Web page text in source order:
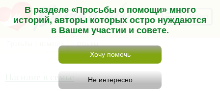
В разделе «Просьбы о помощи» много
историй, авторы которых остро нуждаются
в Вашем участии и совете.
Меню
Насилие в семье